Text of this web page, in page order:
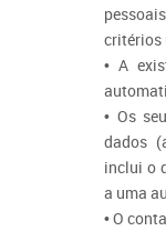
critérios
• A
• Os
dados
inclui o
a uma
• O